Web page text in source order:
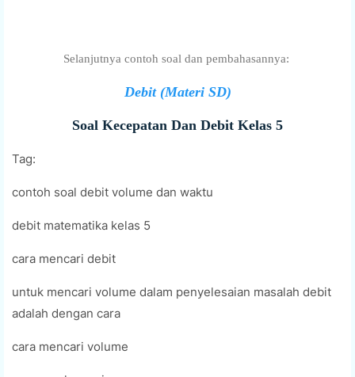
Selanjutnya contoh soal dan pembahasannya:
Debit (Materi SD)
Soal Kecepatan Dan Debit Kelas 5
Tag:
contoh soal debit volume dan waktu
debit matematika kelas 5
cara mencari debit
untuk mencari volume dalam penyelesaian masalah debit
adalah dengan cara
cara mencari volume